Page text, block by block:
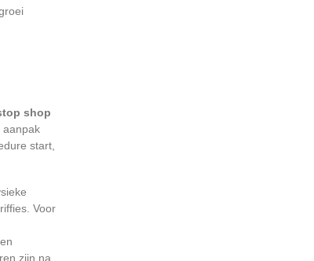
shop
aanpak
start,
Voor
zijn na